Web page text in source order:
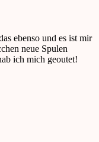
ebenso und es ist mir
neue Spulen
ich mich geoutet!